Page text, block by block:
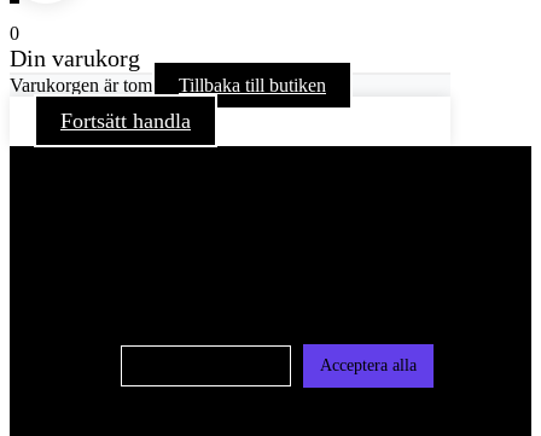
0
Din varukorg
Varukorgen är tom Tillbaka till butiken
Fortsätt handla
Acceptera alla